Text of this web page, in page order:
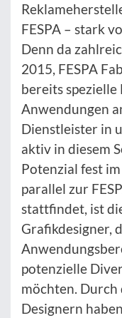
FESPA – stark
Denn da
2015, FESPA
bereits
Anwendungen
Dienstleister in
aktiv in diesem
Potenzial fest
parallel zur
stattfindet, ist
Grafikdesigner,
potenzielle
möchten.
Designern